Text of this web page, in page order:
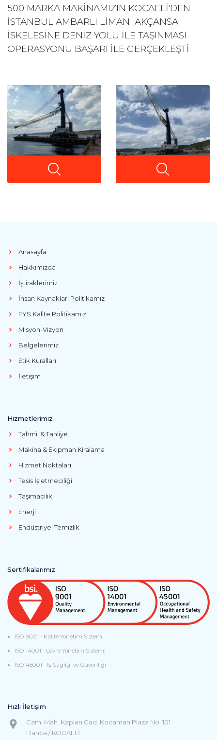
500 MARKA MAKİNAMIZIN KOCAELİ'DEN
İSTANBUL AMBARLI LİMANI AKÇANSA
İSKELESİNE DENİZ YOLU İLE TAŞINMASI
OPERASYONU BAŞARI İLE GERÇEKLEŞTİ.
Anasayfa
Hakkımızda
İştiraklerimiz
İnsan Kaynakları Politikamız
EYS Kalite Politikamız
Misyon-Vizyon
Belgelerimiz
Etik Kuralları
İletişim
Hizmetlerimiz
Tahmil & Tahliye
Makina & Ekipman Kiralama
Hizmet Noktaları
Tesis İşletmeciliği
Taşımacılık
Enerji
Endüstriyel Temizlik
Sertifikalarımız
ISO 9001 - Kalite Yönetim Sistemi
ISO 14001 - Çevre Yönetim Sistemi
ISO 45001 - İş Sağlığı ve Güvenliği
Hızlı İletişim
Cami Mah. Kaplan Cad. Kocaman Plaza No: 101
Darıca / KOCAELİ